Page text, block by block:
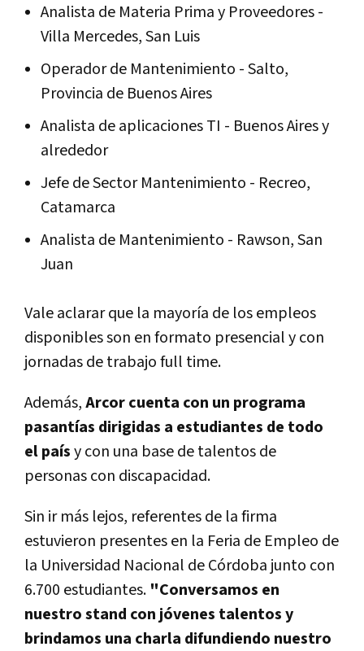
Analista de Materia Prima y Proveedores -
Villa Mercedes, San Luis
Operador de Mantenimiento - Salto,
Provincia de Buenos Aires
Analista de aplicaciones TI - Buenos Aires y
alrededor
Jefe de Sector Mantenimiento - Recreo,
Catamarca
Analista de Mantenimiento - Rawson, San
Juan
Vale aclarar que la mayoría de los empleos
disponibles son en formato presencial y con
jornadas de trabajo full time.
Además,Arcor cuenta con un programa
pasantías dirigidas a estudiantes de todo
el paísy con una base de talentos de
personas con discapacidad.
Sin ir más lejos, referentes de la firma
estuvieron presentes en la Feria de Empleo de
la Universidad Nacional de Córdoba junto con
6.700 estudiantes. "Conversamos en
nuestro stand con jóvenes talentos y
brindamos una charla difundiendo nuestro